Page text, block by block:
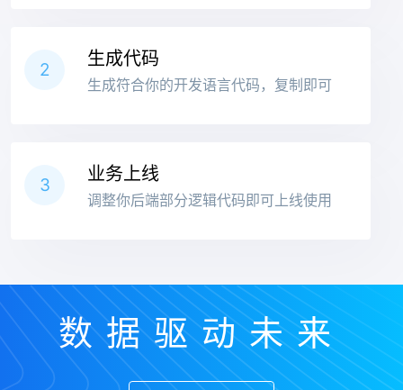
2
生成代码
生成符合你的开发语言代码，复制即可
3
业务上线
调整你后端部分逻辑代码即可上线使用
数据驱动未来